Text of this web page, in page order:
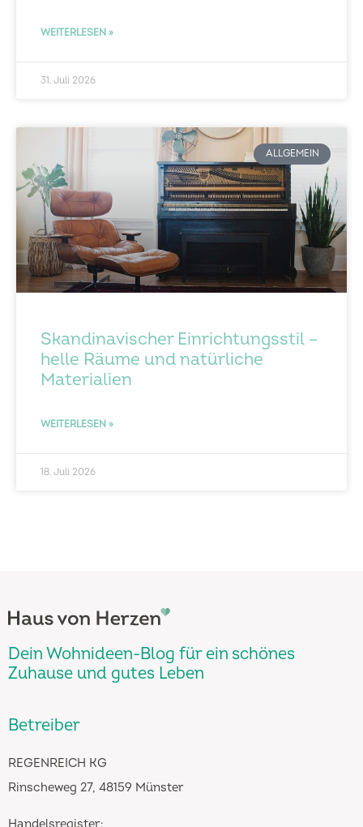
WEITERLESEN »
31. Juli 2026
ALLGEMEIN
Skandinavischer Einrichtungsstil –
helle Räume und natürliche
Materialien
WEITERLESEN »
18. Juli 2026
Dein Wohnideen-Blog für ein schönes
Zuhause und gutes Leben
Betreiber
REGENREICH KG
Rinscheweg 27, 48159 Münster